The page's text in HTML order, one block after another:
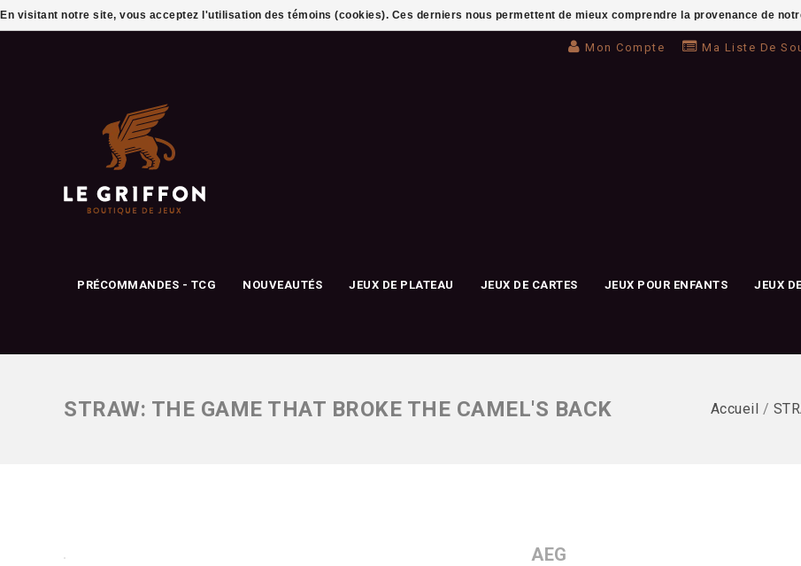
Mon Compte Ma Liste De
PRÉCOMMANDES - TCG NOUVEAUTÉS JEUX DE PLATEAU JEUX DE CARTES JEUX POUR ENFANTS JEUX
STRAW: THE GAME THAT BROKE THE CAMEL'S BACK Accueil /
AEG
En visitant notre site, vous acceptez l'utilisation des témoins (cookies). Ces derniers nous permettent de mieux comprendre la provenance de